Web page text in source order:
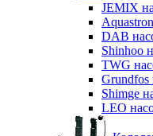
JEMIX
DAB
Shinhoo
TWG
Grundfos
Shimge
LEO